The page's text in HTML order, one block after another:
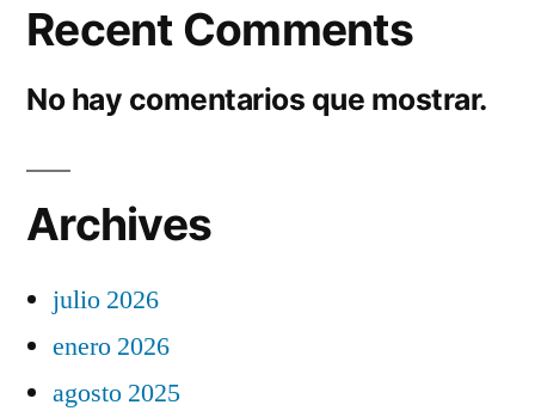
Recent Comments
No hay comentarios que mostrar.
Archives
julio 2026
enero 2026
agosto 2025